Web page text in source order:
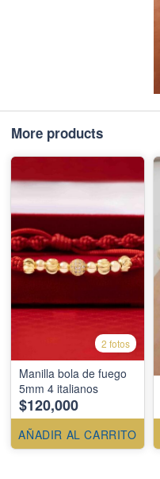
More products
2 fotos
Manilla bola de fuego
5mm 4 italianos
$120,000
AÑADIR AL CARRITO